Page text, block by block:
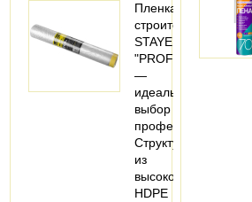
Пленка
строительная
STAYER
"PROFESSIONAL"
—
идеальный
выбор
профессионалов!
Структура
из
высококачественного
HDPE